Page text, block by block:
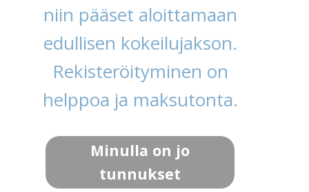
niin pääset aloittamaan
edullisen kokeilujakson.
Rekisteröityminen on
helppoa ja maksutonta.
Minulla on jo
tunnukset